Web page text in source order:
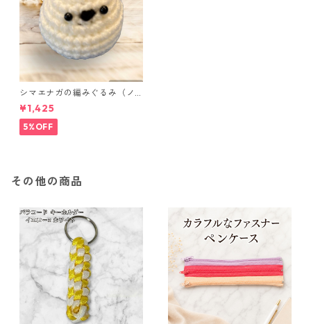
シマエナガの編みぐるみ（ノ
ーマル）
¥1,425
5%OFF
その他の商品